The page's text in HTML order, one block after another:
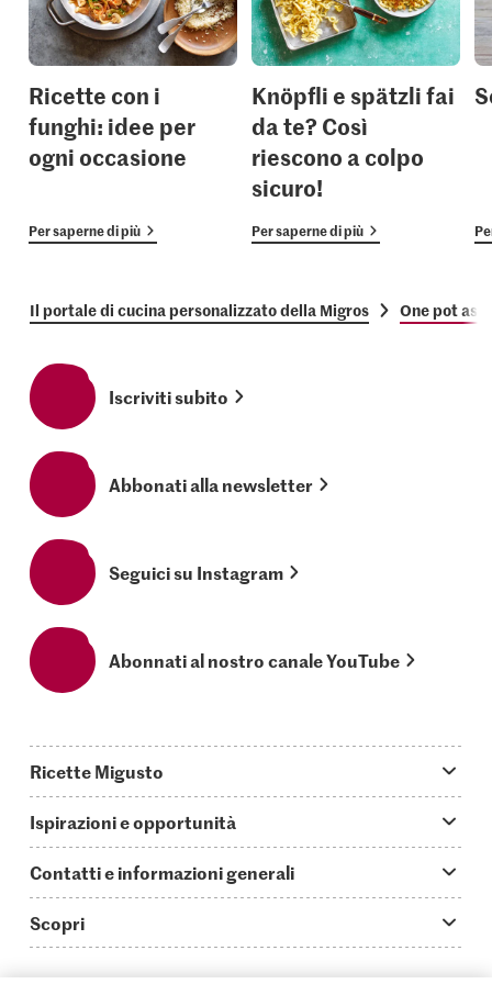
Ricette con i
funghi: idee per
ogni occasione
Per saperne di più
Knöpfli e spätzli fai
da te? Così
riescono a colpo
sicuro!
Per saperne di più
Il portale di cucina personalizzato della Migros One pot
Iscriviti subito
Abbonati alla newsletter
Seguici su Instagram
Abonnati al nostro canale YouTube
Ricette Migusto
Oggi cucino
Piatti principali
Ricette semplici & veloci
Ispirazioni e opportunità
Storie
Video How to
Contatti e informazioni generali
Guida alle abbreviazioni
Scopri